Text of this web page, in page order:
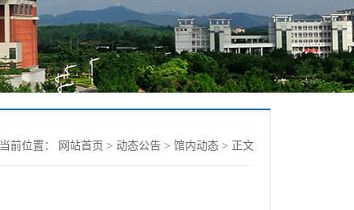
当前位置： 网站首页 > 动态公告> 馆内动态> 正文